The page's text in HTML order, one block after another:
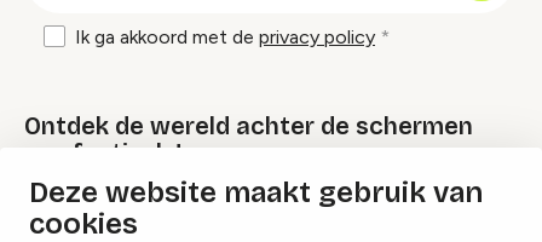
Deze website maakt gebruik van
cookies
Ik ga akkoord met de privacy policy
Ontdek de wereld achter de schermen
van festivals!
Lees onze Festival Specials